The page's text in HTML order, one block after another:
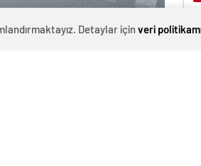
Detaylar için veri